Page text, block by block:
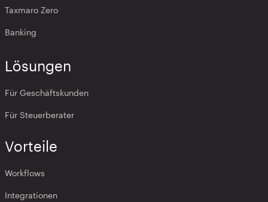
Taxmaro Zero
Banking
Lösungen
Für Geschäftskunden
Für Steuerberater
Vorteile
Workflows
Integrationen